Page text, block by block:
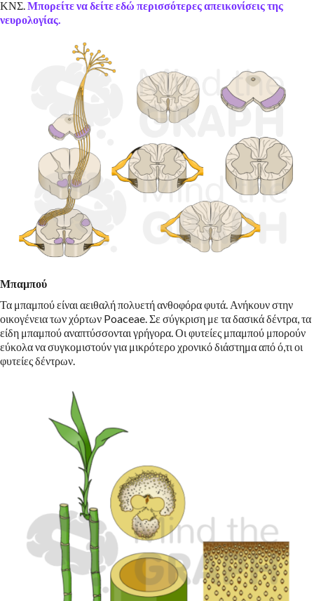
ΚΝΣ.Μπορείτε να δείτε εδώ περισσότερες απεικονίσεις της
νευρολογίας.
Μπαμπού
Τα μπαμπού είναι αειθαλή πολυετή ανθοφόρα φυτά. Ανήκουν στην
οικογένεια των χόρτων Poaceae. Σε σύγκριση με τα δασικά δέντρα, τα
είδη μπαμπού αναπτύσσονται γρήγορα. Οι φυτείες μπαμπού μπορούν
εύκολα να συγκομιστούν για μικρότερο χρονικό διάστημα από ό,τι οι
φυτείες δέντρων.